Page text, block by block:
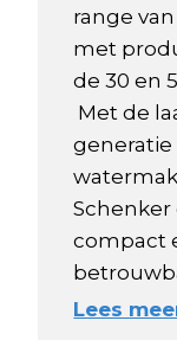
range
met
de 30 en
Met de
generatie
Schenker
compact
Lees